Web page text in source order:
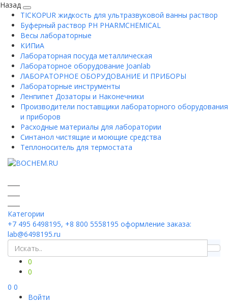
Назад
TICKOPUR жидкость для ультразвуковой ванны раствор
Буферный раствор PH PHARMCHEMICAL
Весы лабораторные
КИПиА
Лабораторная посуда металлическая
Лабораторное оборудование Joanlab
ЛАБОРАТОРНОЕ ОБОРУДОВАНИЕ И ПРИБОРЫ
Лабораторные инструменты
Ленпипет Дозаторы и Наконечники
Производители поставщики лабораторного оборудования
и приборов
Расходные материалы для лаборатории
Синтанол чистящие и моющие средства
Теплоноситель для термостата
Категории
+7 495 6498195, +8 800 5558195 оформление заказа:
lab@6498195.ru
0
0
0 0
Войти